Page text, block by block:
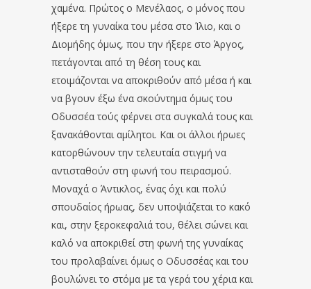
χαμένα. Πρώτος ο Μενέλαος, ο μόνος που
ήξερε τη γυναίκα του μέσα στο Ίλιο, και ο
Διομήδης όμως, που την ήξερε στο Άργος,
πετάγονται από τη θέση τους και
ετοιμάζονται να αποκριθούν από μέσα ή και
να βγουν έξω ένα σκούντημα όμως του
Οδυσσέα τούς φέρνει στα συγκαλά τους και
ξανακάθονται αμίλητοι. Και οι άλλοι ήρωες
κατορθώνουν την τελευταία στιγμή να
αντισταθούν στη φωνή του πειρασμού.
Μοναχά ο Άντικλος, ένας όχι και πολύ
σπουδαίος ήρωας, δεν υποψιάζεται το κακό
και, στην ξεροκεφαλιά του, θέλει σώνει και
καλό να αποκριθεί στη φωνή της γυναίκας
του προλαβαίνει όμως ο Οδυσσέας και του
βουλώνει το στόμα με τα γερά του χέρια και